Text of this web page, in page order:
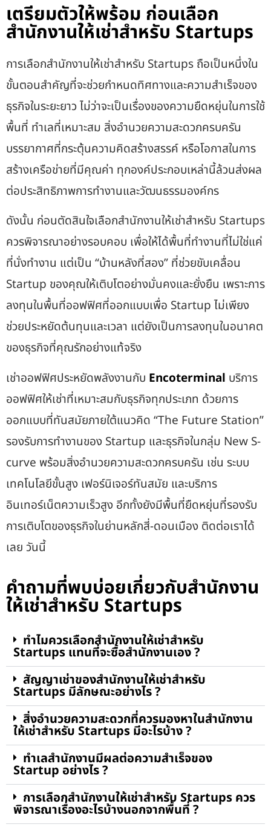
เตรียมตัวให้พร้อม ก่อนเลือก
สำนักงานให้เช่าสำหรับ Startups
การเลือกสำนักงานให้เช่าสำหรับ Startups ถือเป็นหนึ่งใน
ขั้นตอนสำคัญที่จะช่วยกำหนดทิศทางและความสำเร็จของ
ธุรกิจในระยะยาว ไม่ว่าจะเป็นเรื่องของความยืดหยุ่นในการใช้
พื้นที่ ทำเลที่เหมาะสม สิ่งอำนวยความสะดวกครบครัน
บรรยากาศที่กระตุ้นความคิดสร้างสรรค์ หรือโอกาสในการ
สร้างเครือข่ายที่มีคุณค่า ทุกองค์ประกอบเหล่านี้ล้วนส่งผล
ต่อประสิทธิภาพการทำงานและวัฒนธรรมองค์กร
ดังนั้น ก่อนตัดสินใจเลือกสำนักงานให้เช่าสำหรับ Startups
ควรพิจารณาอย่างรอบคอบ เพื่อให้ได้พื้นที่ทำงานที่ไม่ใช่แค่
ที่นั่งทำงาน แต่เป็น “บ้านหลังที่สอง” ที่ช่วยขับเคลื่อน
Startup ของคุณให้เติบโตอย่างมั่นคงและยั่งยืน เพราะการ
ลงทุนในพื้นที่ออฟฟิศที่ออกแบบเพื่อ Startup ไม่เพียง
ช่วยประหยัดต้นทุนและเวลา แต่ยังเป็นการลงทุนในอนาคต
ของธุรกิจที่คุณรักอย่างแท้จริง
เช่าออฟฟิศประหยัดพลังงานกับ Encoterminal บริการ
ออฟฟิศให้เช่าที่เหมาะสมกับธุรกิจทุกประเภท ด้วยการ
ออกแบบที่ทันสมัยภายใต้แนวคิด “The Future Station”
รองรับการทำงานของ Startup และธุรกิจในกลุ่ม New S-
curve พร้อมสิ่งอำนวยความสะดวกครบครัน เช่น ระบบ
เทคโนโลยีขั้นสูง เฟอร์นิเจอร์ทันสมัย และบริการ
อินเทอร์เน็ตความเร็วสูง อีกทั้งยังมีพื้นที่ยืดหยุ่นที่รองรับ
การเติบโตของธุรกิจในย่านหลักสี่-ดอนเมือง ติดต่อเราได้
เลย วันนี้
คำถามที่พบบ่อยเกี่ยวกับสำนักงาน
ให้เช่าสำหรับ Startups
ทำไมควรเลือกสำนักงานให้เช่าสำหรับ
Startups แทนที่จะซื้อสำนักงานเอง ?
สัญญาเช่าของสำนักงานให้เช่าสำหรับ
Startups มีลักษณะอย่างไร ?
สิ่งอำนวยความสะดวกที่ควรมองหาในสำนักงาน
ให้เช่าสำหรับ Startups มีอะไรบ้าง ?
ทำเลสำนักงานมีผลต่อความสำเร็จของ
Startup อย่างไร ?
การเลือกสำนักงานให้เช่าสำหรับ Startups ควร
พิจารณาเรื่องอะไรบ้างนอกจากพื้นที่ ?